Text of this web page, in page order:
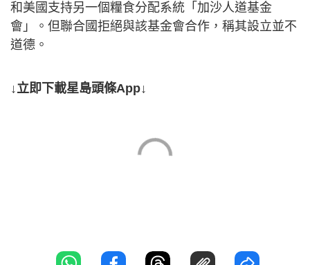
和美國支持另一個糧食分配系統「加沙人道基金
會」。但聯合國拒絕與該基金會合作，稱其設立並不
道德。
↓立即下載星島頭條App↓